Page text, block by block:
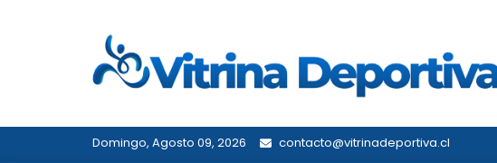
Domingo, Agosto 09, 2026 contacto@vitrinadeportiva.cl